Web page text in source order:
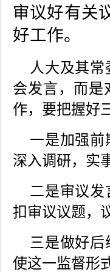
审议好有关
好工作。
人大及其
会发言，而是
作，要把握好
一是加强
深入调研，实
二是审议
扣审议议题，
三是做好
使这一监督形